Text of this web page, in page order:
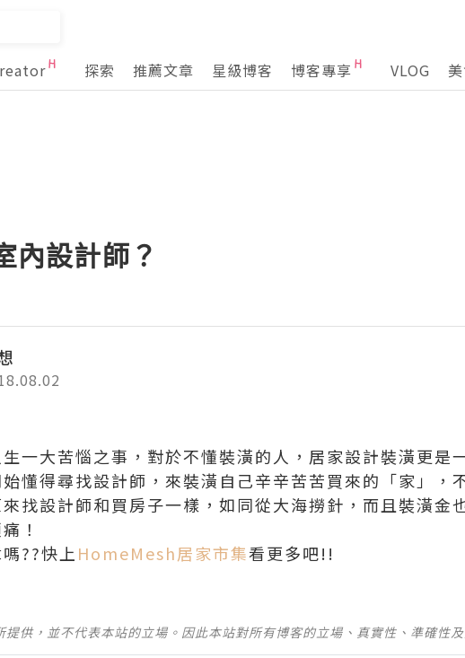
探索 推薦文章 星級博客 博客專享 VLOG
內設計師？
一大苦惱之事，對於不懂裝潢的人，居家設計裝潢更是
懂得尋找設計師，來裝潢自己辛辛苦苦買來的「家」，
找設計師和買房子一樣，如同從大海撈針，而且裝潢金
！
??快上 HomeMesh居家市集看更多吧!!
提供，並不代表本站的立場。因此本站對所有博客的立場、真實性、準確性